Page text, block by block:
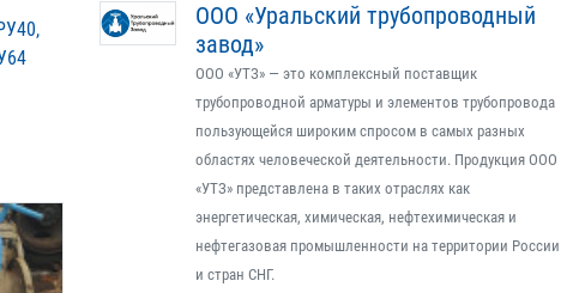
ООО «Уральский трубопроводный
завод»
ООО «УТЗ» — это комплексный поставщик
трубопроводной арматуры и элементов трубопровода
пользующейся широким спросом в самых разных
областях человеческой деятельности. Продукция ООО
«УТЗ» представлена в таких отраслях как
энергетическая, химическая, нефтехимическая и
нефтегазовая промышленности на территории России
и стран СНГ.